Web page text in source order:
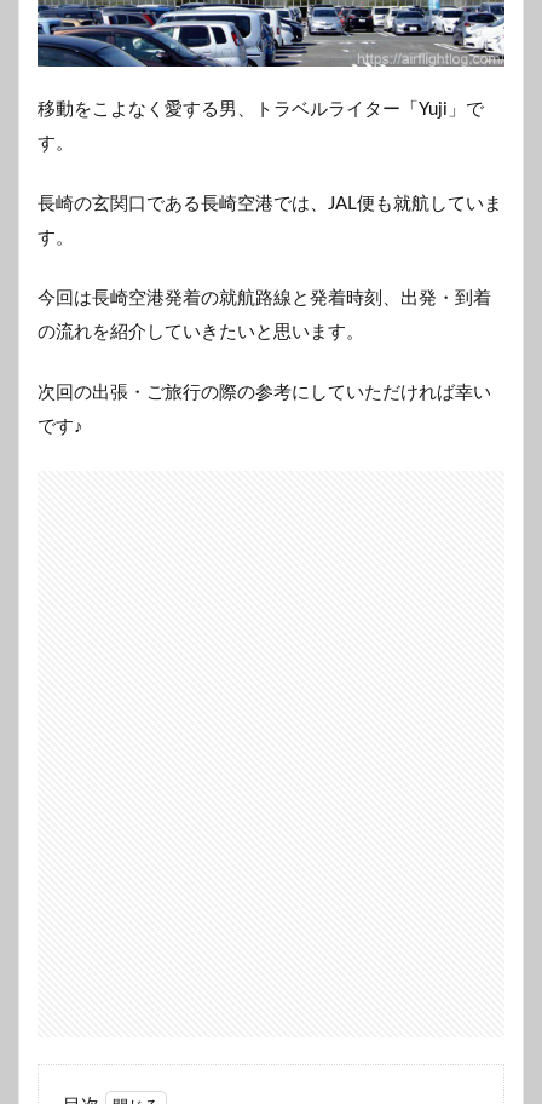
移動をこよなく愛する男、トラベルライター「Yuji」で
す。
長崎の玄関口である長崎空港では、JAL便も就航していま
す。
今回は長崎空港発着の就航路線と発着時刻、出発・到着
の流れを紹介していきたいと思います。
次回の出張・ご旅行の際の参考にしていただければ幸い
です♪